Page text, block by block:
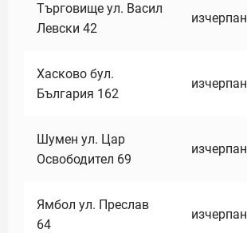
Търговище ул. Васил
Левски 42
изчерпан
Хасково бул.
България 162
изчерпан
Шумен ул. Цар
Освободител 69
изчерпан
Ямбол ул. Преслав
64
изчерпан